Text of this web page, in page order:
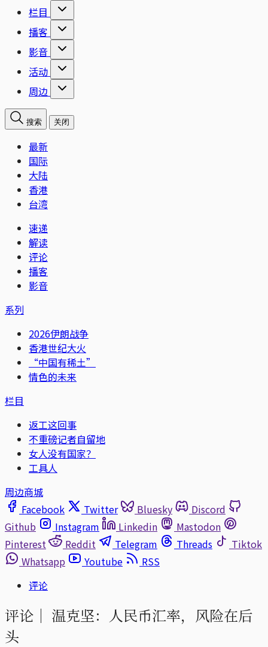
栏目
播客
影音
活动
周边
搜索 关闭
最新
国际
大陆
香港
台湾
速递
解读
评论
播客
影音
系列
2026伊朗战争
香港世纪大火
“中国有稀土”
情色的未来
栏目
返工这回事
不重磅记者自留地
女人没有国家？
工具人
周边商城
Facebook
Twitter Bluesky
Discord
Github
Instagram Linkedin
Mastodon
Pinterest
Reddit Telegram Threads
Tiktok
Whatsapp
Youtube
RSS
评论
评论｜ 温克坚：人民币汇率，风险在后
头